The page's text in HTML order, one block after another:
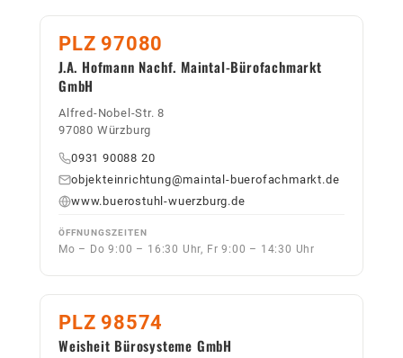
PLZ 97080
J.A. Hofmann Nachf. Maintal-Bürofachmarkt
GmbH
Alfred-Nobel-Str. 8
97080 Würzburg
0931 90088 20
objekteinrichtung@maintal-buerofachmarkt.de
www.buerostuhl-wuerzburg.de
ÖFFNUNGSZEITEN
Mo – Do 9:00 – 16:30 Uhr, Fr 9:00 – 14:30 Uhr
PLZ 98574
Weisheit Bürosysteme GmbH